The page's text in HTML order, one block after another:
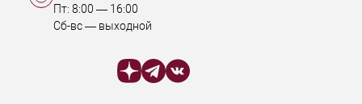
Пт: 8:00 — 16:00
Сб-вс — выходной